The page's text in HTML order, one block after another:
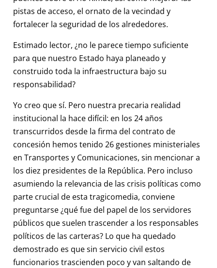
pistas de acceso, el ornato de la vecindad y
fortalecer la seguridad de los alrededores.
Estimado lector, ¿no le parece tiempo suficiente
para que nuestro Estado haya planeado y
construido toda la infraestructura bajo su
responsabilidad?
Yo creo que sí. Pero nuestra precaria realidad
institucional la hace difícil: en los 24 años
transcurridos desde la firma del contrato de
concesión hemos tenido 26 gestiones ministeriales
en Transportes y Comunicaciones, sin mencionar a
los diez presidentes de la República. Pero incluso
asumiendo la relevancia de las crisis políticas como
parte crucial de esta tragicomedia, conviene
preguntarse ¿qué fue del papel de los servidores
públicos que suelen trascender a los responsables
políticos de las carteras? Lo que ha quedado
demostrado es que sin servicio civil estos
funcionarios trascienden poco y van saltando de